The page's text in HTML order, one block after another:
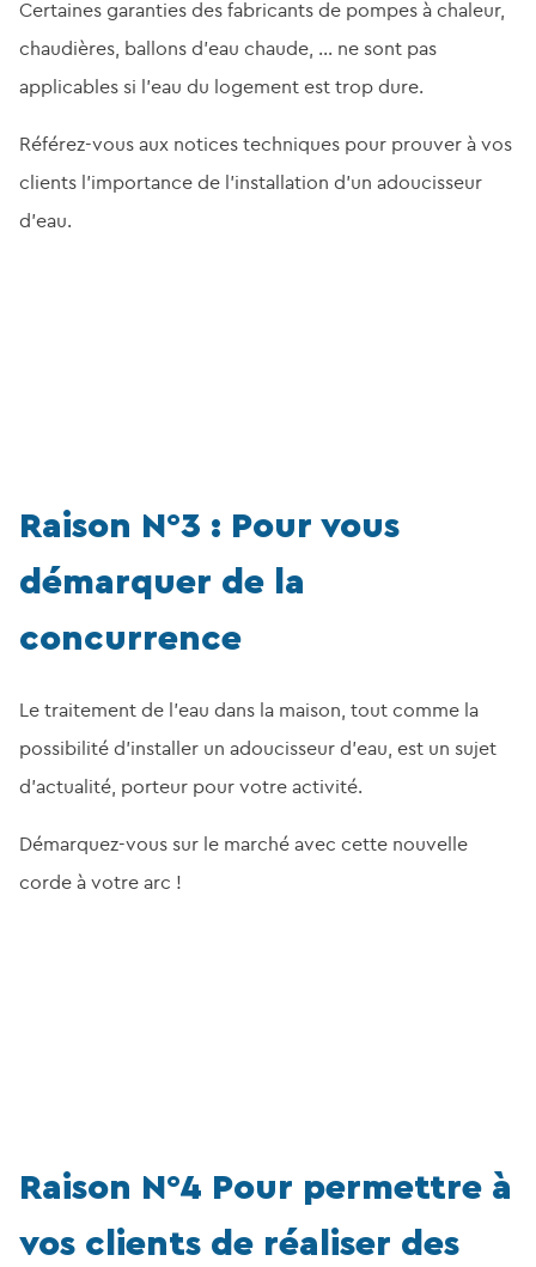
Certaines garanties des fabricants de pompes à chaleur,
chaudières, ballons d’eau chaude, … ne sont pas
applicables si l’eau du logement est trop dure.
Référez-vous aux notices techniques pour prouver à vos
clients l’importance de l’installation d’un adoucisseur
d’eau.
Raison N°3 : Pour vous
démarquer de la
concurrence
Le traitement de l’eau dans la maison, tout comme la
possibilité d’installer un adoucisseur d’eau, est un sujet
d’actualité, porteur pour votre activité.
Démarquez-vous sur le marché avec cette nouvelle
corde à votre arc !
Raison N°4 Pour permettre à
vos clients de réaliser des